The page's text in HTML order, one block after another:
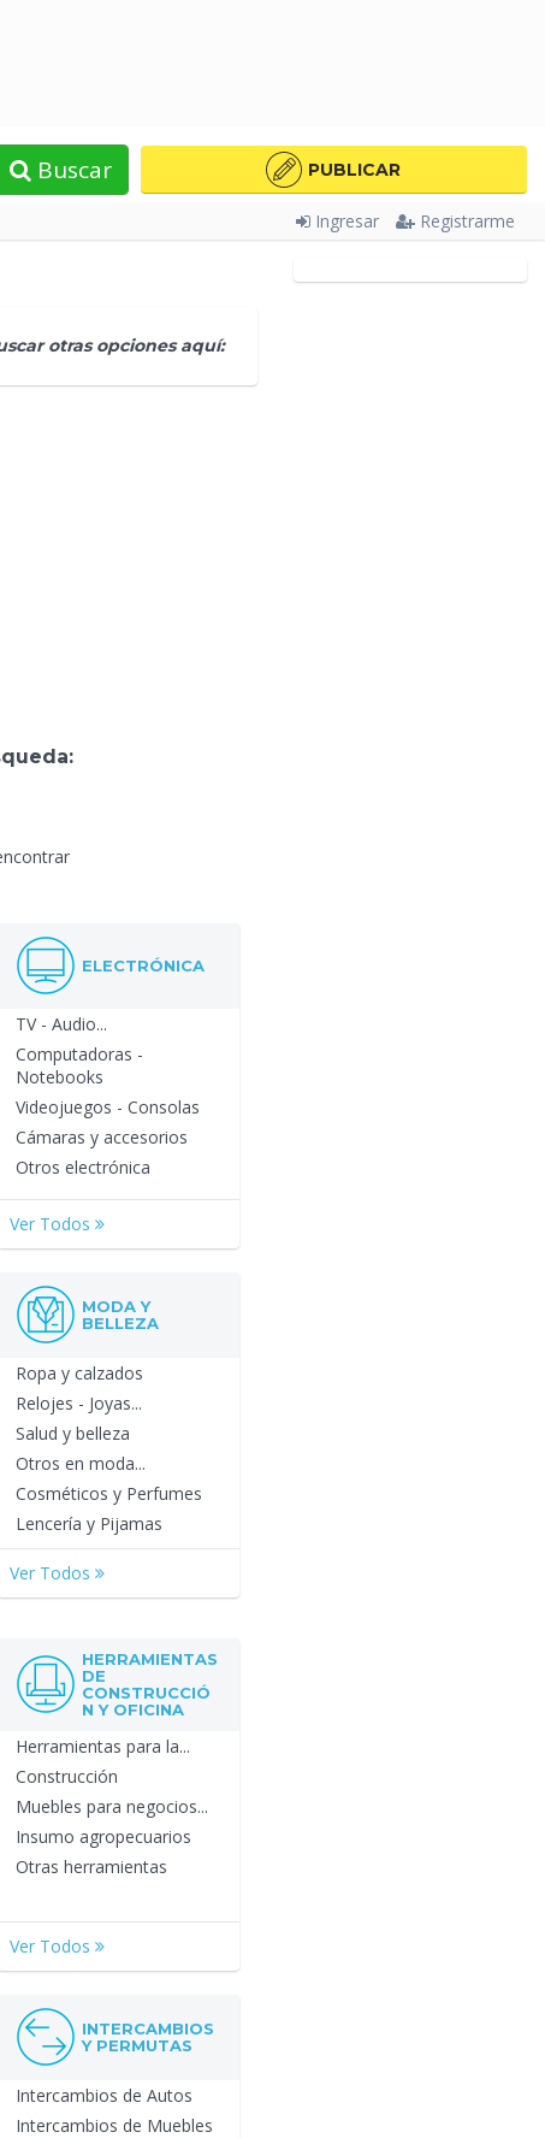
Buscar PUBLICAR
Ingresar Registrarme
otras opciones aquí:
ELECTRÓNICA
TV - Audio...
Computadoras -
Notebooks
Videojuegos - Consolas
Cámaras y accesorios
Otros electrónica
Ver Todos
MODA Y
BELLEZA
Ropa y calzados
Relojes - Joyas...
Salud y belleza
Otros en moda...
Cosméticos y Perfumes
Lencería y Pijamas
Ver Todos
HERRAMIENTAS
DE
CONSTRUCCIÓ
N Y OFICINA
Herramientas para la...
Construcción
Muebles para negocios...
Insumo agropecuarios
Otras herramientas
Ver Todos
INTERCAMBIOS
Y PERMUTAS
Intercambios de Autos
Intercambios de Muebles